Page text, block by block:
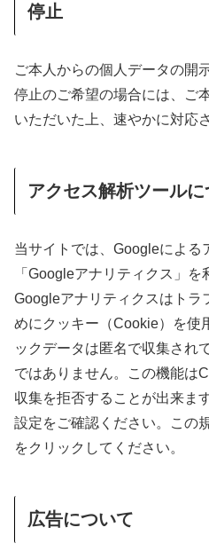
停止
ご本人からの個人データの開
停止のご希望の場合には、ご
いただいた上、速やかに対応
アクセス解析ツールに
当サイトでは、Googleによる
「Googleアナリティクス」
Googleアナリティクスはトラ
めにクッキー（Cookie）を使
ックデータは匿名で収集され
ではありません。この機能は
収集を拒否することが出来ま
設定をご確認ください。この
をクリックしてください。
広告について